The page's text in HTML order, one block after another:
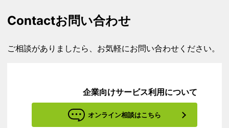
Contactお問い合わせ
ご相談がありましたら、お気軽にお問い合わせください。
企業向けサービス利用について
オンライン相談はこちら